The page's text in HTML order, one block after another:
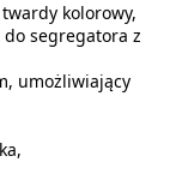
kolorowy,
segregatora z
umożliwiający